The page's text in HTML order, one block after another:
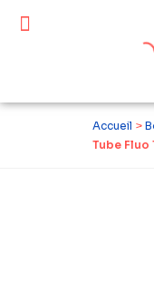
Accueil >
Tube Fluo